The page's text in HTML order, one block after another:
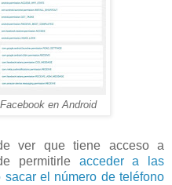
en Android
ver que tiene acceso a
permitirle acceder a las
el número de teléfono